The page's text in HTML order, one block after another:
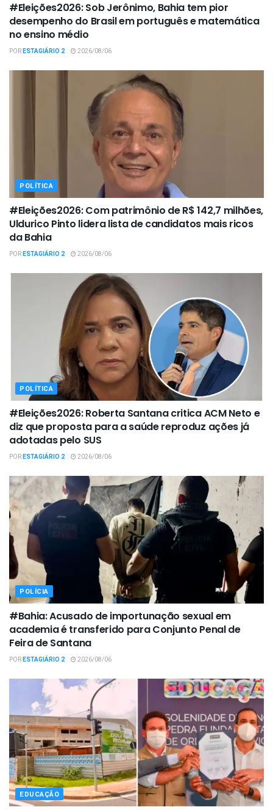
#Eleições2026: Sob Jerônimo, Bahia tem pior
desempenho do Brasil em português e matemática
no ensino médio
PORESTAGIÁRIO 2 2026/08/06
POLÍTICA
#Eleições2026: Com patrimônio de R$ 142,7 milhões,
Uldurico Pinto lidera lista de candidatos mais ricos
da Bahia
PORESTAGIÁRIO 2 2026/08/06
POLÍTICA
#Eleições2026: Roberta Santana critica ACM Neto e
diz que proposta para a saúde reproduz ações já
adotadas pelo SUS
PORESTAGIÁRIO 2 2026/08/06
POLÍCIA
#Bahia: Acusado de importunação sexual em
academia é transferido para Conjunto Penal de
Feira de Santana
PORESTAGIÁRIO 2 2026/08/06
EDUCAÇÃO